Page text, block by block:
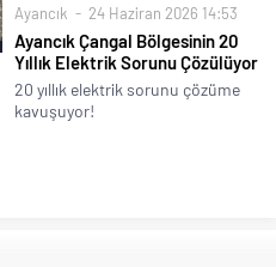
Ayancık 24 Haziran 2026 14:53
Ayancık Çangal Bölgesinin 20
Yıllık Elektrik Sorunu Çözülüyor
20 yıllık elektrik sorunu çözüme
kavuşuyor!